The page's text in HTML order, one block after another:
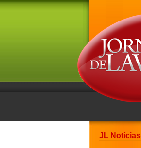
JL Notícias